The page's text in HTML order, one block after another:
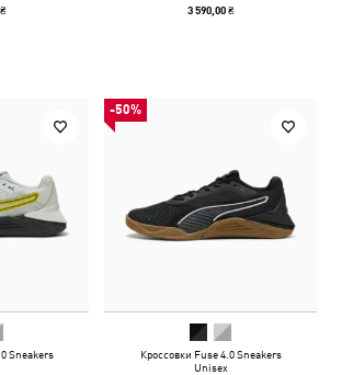
3 590,00 ₴
Sneakers
-50%
Кроссовки Fuse 4.0 Sneakers
Unisex